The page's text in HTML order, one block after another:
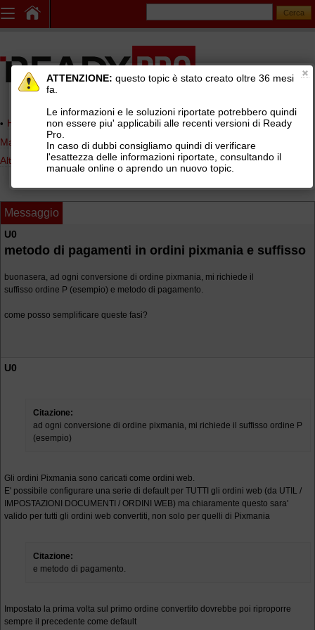
Home page> AREE DI SUPPORTO TECNICO GRATUITO>
Marketplace (eBay, Amazon, ManoMano, ePrice, Leroy Merlin, ...)
Altri marketplace
Messaggio
U0
metodo di pagamenti in ordini pixmania e suffisso
buonasera, ad ogni conversione di ordine pixmania, mi richiede il
suffisso ordine P (esempio) e metodo di pagamento.
come posso semplificare queste fasi?
U0
Citazione:
ad ogni conversione di ordine pixmania, mi richiede il suffisso ordine P
(esempio)
Gli ordini Pixmania sono caricati come ordini web.
E' possibile configurare una serie di default per TUTTI gli ordini web (da UTIL /
IMPOSTAZIONI DOCUMENTI / ORDINI WEB) ma chiaramente questo sara'
valido per tutti gli ordini web convertiti, non solo per quelli di Pixmania
Citazione:
e metodo di pagamento.
Impostato la prima volta sul primo ordine convertito dovrebbe poi riproporre
sempre il precedente come default
ATTENZIONE: questo topic è stato creato oltre 36 mesi
fa.
Le informazioni e le soluzioni riportate potrebbero quindi
non essere piu' applicabili alle recenti versioni di Ready
Pro.
In caso di dubbi consigliamo quindi di verificare
l'esattezza delle informazioni riportate, consultando il
manuale online o aprendo un nuovo topic.